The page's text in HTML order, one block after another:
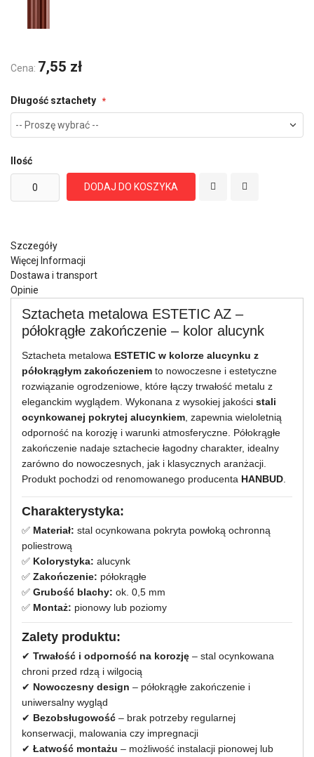
Cena: 7,55 zł
Długość sztachety
Ilość
DODAJ DO KOSZYKA
Szczegóły
Więcej Informacji
Dostawa i transport
Opinie
Sztacheta metalowa ESTETIC AZ –
półokrągłe zakończenie – kolor alucynk
Sztacheta metalowa ESTETIC w kolorze alucynku z
półokrągłym zakończeniem to nowoczesne i estetyczne
rozwiązanie ogrodzeniowe, które łączy trwałość metalu z
eleganckim wyglądem. Wykonana z wysokiej jakości stali
ocynkowanej pokrytej alucynkiem , zapewnia wieloletnią
odporność na korozję i warunki atmosferyczne. Półokrągłe
zakończenie nadaje sztachecie łagodny charakter, idealny
zarówno do nowoczesnych, jak i klasycznych aranżacji.
Produkt pochodzi od renomowanego producenta HANBUD
Charakterystyka:
✅ Materiał: stal ocynkowana pokryta powłoką ochronną
poliestrową
✅ Kolorystyka: alucynk
✅ Zakończenie: półokrągłe
✅ Grubość blachy: ok. 0,5 mm
✅ Montaż: pionowy lub poziomy
Zalety produktu:
✔ Trwałość i odporność na korozję – stal ocynkowana
chroni przed rdzą i wilgocią
✔ Nowoczesny design – półokrągłe zakończenie i
uniwersalny wygląd
✔ Bezobsługowość – brak potrzeby regularnej
konserwacji, malowania czy impregnacji
✔ Łatwość montażu – możliwość instalacji pionowej lub